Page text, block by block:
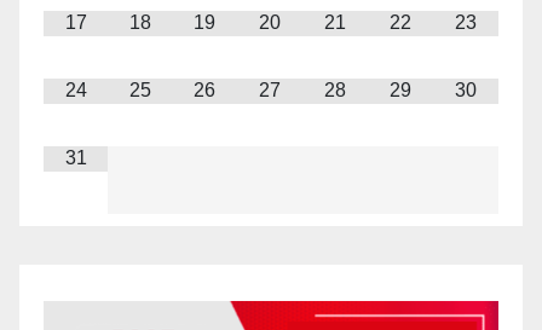
17 18 19 20 21 22 23
24 25 26 27 28 29 30
31